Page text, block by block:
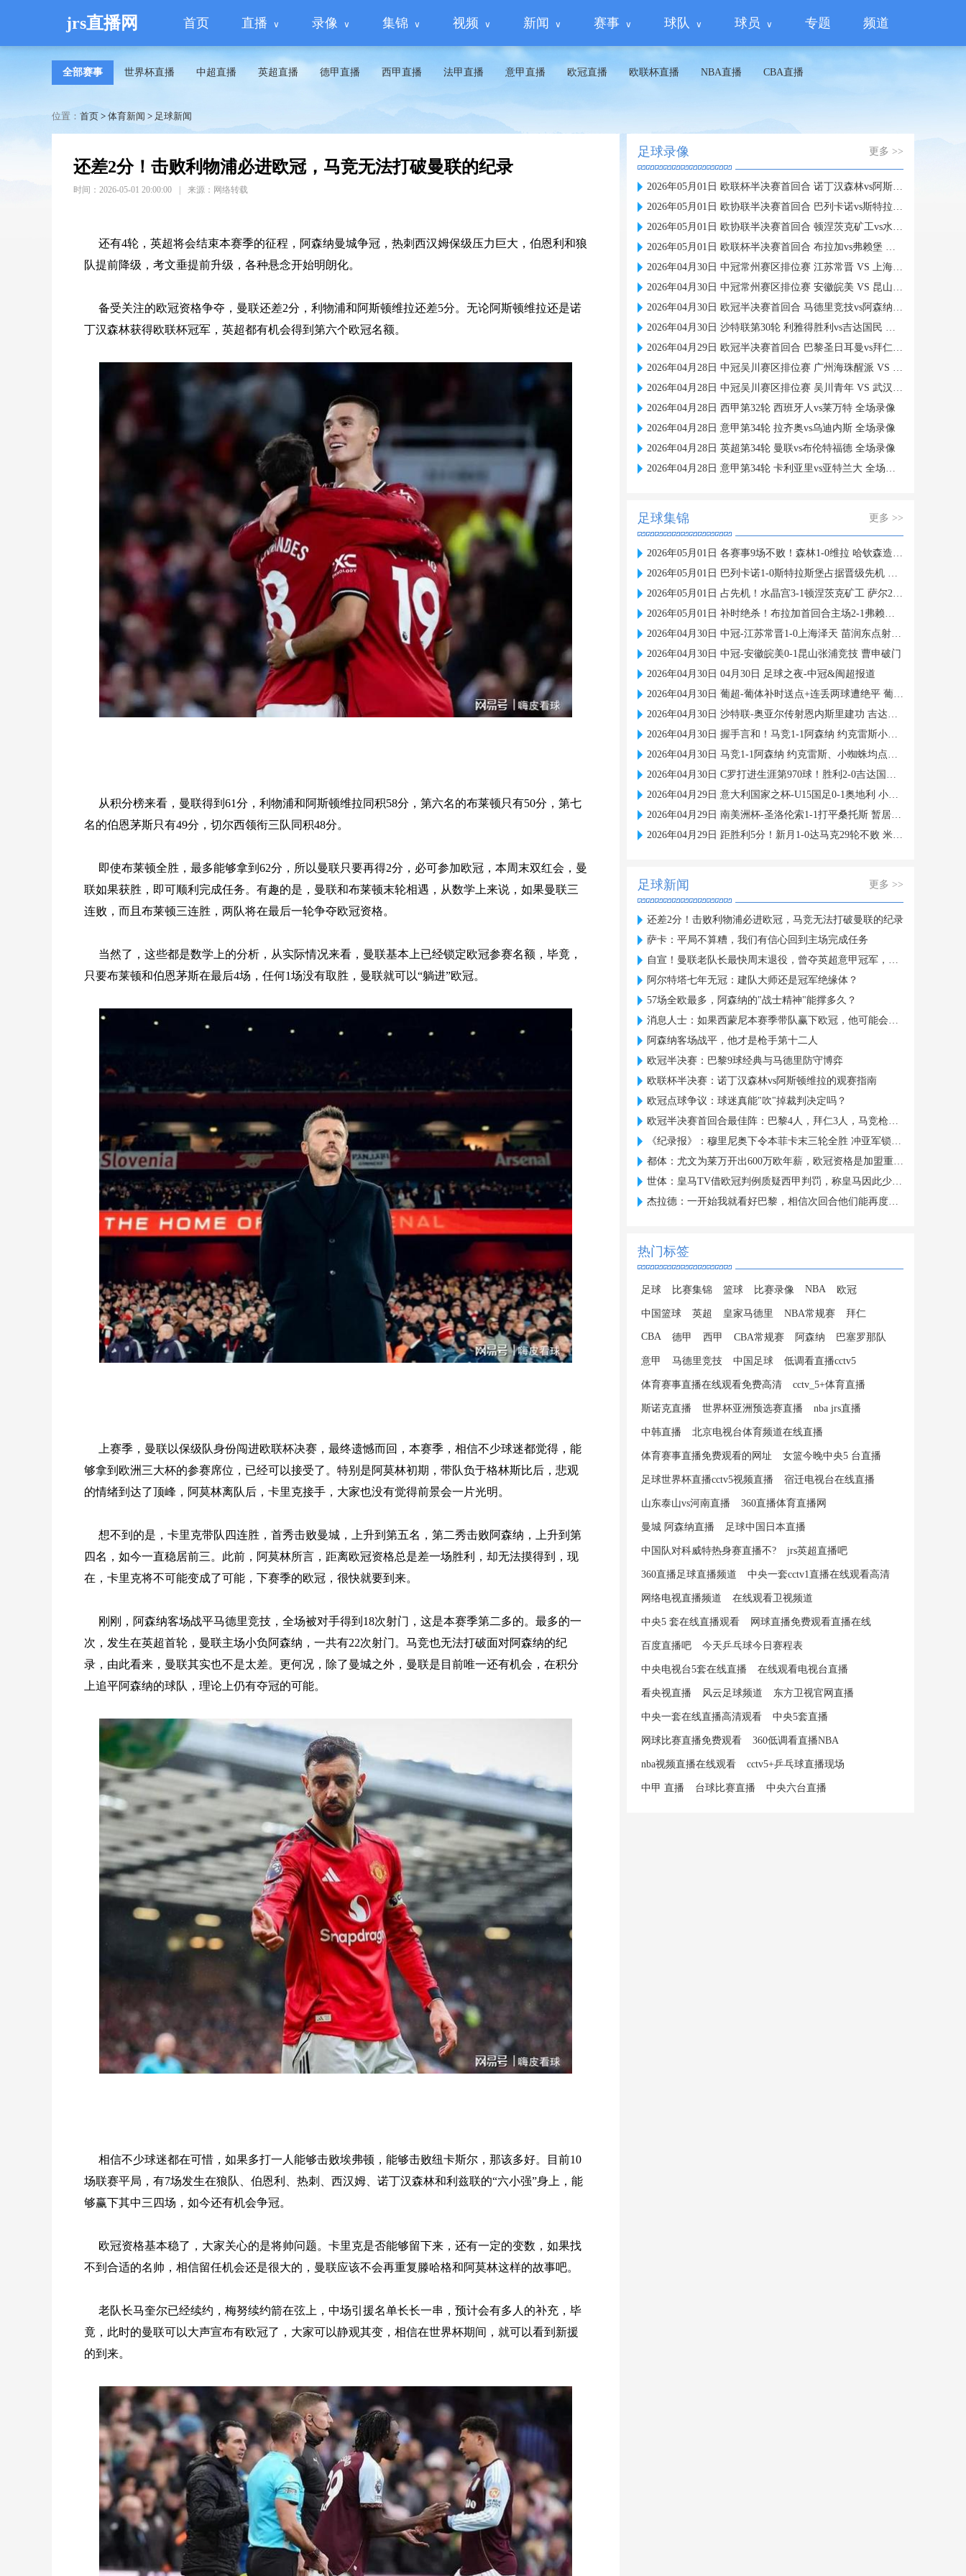
jrs直播网 首页 直播 录像 集锦 视频 新闻 赛事 球队 球员 专题 频道
全部赛事 世界杯直播 中超直播 英超直播 德甲直播 西甲直播 法甲直播 意甲直播 欧冠直播 欧联杯直播 NBA直播 CBA直播
位置： 首页 > 体育新闻 > 足球新闻
还差2分！击败利物浦必进欧冠，马竞无法打破曼联的纪录
时间：2026-05-01 20:00:00 来源：网络转载
还有4轮，英超将会结束本赛季的征程，阿森纳曼城争冠，热刺西汉姆保级压力巨大，伯恩利和狼
队提前降级，考文垂提前升级，各种悬念开始明朗化。
备受关注的欧冠资格争夺，曼联还差2分，利物浦和阿斯顿维拉还差5分。无论阿斯顿维拉还是诺
丁汉森林获得欧联杯冠军，英超都有机会得到第六个欧冠名额。
从积分榜来看，曼联得到61分，利物浦和阿斯顿维拉同积58分，第六名的布莱顿只有50分，第七
名的伯恩茅斯只有49分，切尔西领衔三队同积48分。
即使布莱顿全胜，最多能够拿到62分，所以曼联只要再得2分，必可参加欧冠，本周末双红会，曼
联如果获胜，即可顺利完成任务。有趣的是，曼联和布莱顿末轮相遇，从数学上来说，如果曼联三
连败，而且布莱顿三连胜，两队将在最后一轮争夺欧冠资格。
当然了，这些都是数学上的分析，从实际情况来看，曼联基本上已经锁定欧冠参赛名额，毕竟，
只要布莱顿和伯恩茅斯在最后4场，任何1场没有取胜，曼联就可以“躺进”欧冠。
上赛季，曼联以保级队身份闯进欧联杯决赛，最终遗憾而回，本赛季，相信不少球迷都觉得，能
够拿到欧洲三大杯的参赛席位，已经可以接受了。特别是阿莫林初期，带队负于格林斯比后，悲观
的情绪到达了顶峰，阿莫林离队后，卡里克接手，大家也没有觉得前景会一片光明。
想不到的是，卡里克带队四连胜，首秀击败曼城，上升到第五名，第二秀击败阿森纳，上升到第
四名，如今一直稳居前三。此前，阿莫林所言，距离欧冠资格总是差一场胜利，却无法摸得到，现
在，卡里克将不可能变成了可能，下赛季的欧冠，很快就要到来。
刚刚，阿森纳客场战平马德里竞技，全场被对手得到18次射门，这是本赛季第二多的。最多的一
次，发生在英超首轮，曼联主场小负阿森纳，一共有22次射门。马竞也无法打破面对阿森纳的纪
录，由此看来，曼联其实也不是太差。更何况，除了曼城之外，曼联是目前唯一还有机会，在积分
上追平阿森纳的球队，理论上仍有夺冠的可能。
相信不少球迷都在可惜，如果多打一人能够击败埃弗顿，能够击败纽卡斯尔，那该多好。目前10
场联赛平局，有7场发生在狼队、伯恩利、热刺、西汉姆、诺丁汉森林和利兹联的“六小强”身上，能
够赢下其中三四场，如今还有机会争冠。
欧冠资格基本稳了，大家关心的是将帅问题。卡里克是否能够留下来，还有一定的变数，如果找
不到合适的名帅，相信留任机会还是很大的，曼联应该不会再重复滕哈格和阿莫林这样的故事吧。
老队长马奎尔已经续约，梅努续约箭在弦上，中场引援名单长长一串，预计会有多人的补充，毕
竟，此时的曼联可以大声宣布有欧冠了，大家可以静观其变，相信在世界杯期间，就可以看到新援
的到来。
足球录像 更多 >>
2026年05月01日 欧联杯半决赛首回合 诺丁汉森林vs阿斯顿维拉 全场录像
2026年05月01日 欧协联半决赛首回合 巴列卡诺vs斯特拉斯堡 全场录像
2026年05月01日 欧协联半决赛首回合 顿涅茨克矿工vs水晶宫 全场录像
2026年05月01日 欧联杯半决赛首回合 布拉加vs弗赖堡 全场录像
2026年04月30日 中冠常州赛区排位赛 江苏常晋 VS 上海泽天 全场录像
2026年04月30日 中冠常州赛区排位赛 安徽皖美 VS 昆山张浦竞技 全场录像
2026年04月30日 欧冠半决赛首回合 马德里竞技vs阿森纳 全场录像
2026年04月30日 沙特联第30轮 利雅得胜利vs吉达国民 全场录像
2026年04月29日 欧冠半决赛首回合 巴黎圣日耳曼vs拜仁慕尼黑 全场录像
2026年04月28日 中冠吴川赛区排位赛 广州海珠醒派 VS 广州蜀地红 全场录像
2026年04月28日 中冠吴川赛区排位赛 吴川青年 VS 武汉联镇 全场录像
2026年04月28日 西甲第32轮 西班牙人vs莱万特 全场录像
2026年04月28日 意甲第34轮 拉齐奥vs乌迪内斯 全场录像
2026年04月28日 英超第34轮 曼联vs布伦特福德 全场录像
2026年04月28日 意甲第34轮 卡利亚里vs亚特兰大 全场录像
足球集锦 更多 >>
2026年05月01日 各赛事9场不败！森林1-0维拉 哈钦森造点伍德点射沃特金斯失良机
2026年05月01日 巴列卡诺1-0斯特拉斯堡占据晋级先机 阿莱芒头球制胜
2026年05月01日 占先机！水晶宫3-1顿涅茨克矿工 萨尔21秒闪击欧协联历史最快
2026年05月01日 补时绝杀！布拉加首回合主场2-1弗赖堡 多格尔斯破门蒂纳兹建功
2026年04月30日 中冠-江苏常晋1-0上海泽天 苗润东点射制胜
2026年04月30日 中冠-安徽皖美0-1昆山张浦竞技 曹申破门
2026年04月30日 04月30日 足球之夜-中冠&闽超报道
2026年04月30日 葡超-葡体补时送点+连丢两球遭绝平 葡萄牙体育2-2通德拉
2026年04月30日 沙特联-奥亚尔传射恩内斯里建功 吉达联合2-0布赖代合作
2026年04月30日 握手言和！马竞1-1阿森纳 约克雷斯小蜘蛛均点射 埃泽点球被取消
2026年04月30日 马竞1-1阿森纳 约克雷斯、小蜘蛛均点射 埃泽点球被取消
2026年04月30日 C罗打进生涯第970球！胜利2-0吉达国民联赛16连胜+多赛1场8分领跑
2026年04月29日 意大利国家之杯-U15国足0-1奥地利 小组赛1胜2负 5月1日战排位赛
2026年04月29日 南美洲杯-圣洛伦索1-1打平桑托斯 暂居小组头名&桑托斯垫底
2026年04月29日 距胜利5分！新月1-0达马克29轮不败 米林科维奇头球制胜特奥助攻
足球新闻 更多 >>
还差2分！击败利物浦必进欧冠，马竞无法打破曼联的纪录
萨卡：平局不算糟，我们有信心回到主场完成任务
自宣！曼联老队长最快周末退役，曾夺英超意甲冠军，遗憾错过欧冠
阿尔特塔七年无冠：建队大师还是冠军绝缘体？
57场全欧最多，阿森纳的"战士精神"能撑多久？
消息人士：如果西蒙尼本赛季带队赢下欧冠，他可能会离开马竞
阿森纳客场战平，他才是枪手第十二人
欧冠半决赛：巴黎9球经典与马德里防守博弈
欧联杯半决赛：诺丁汉森林vs阿斯顿维拉的观赛指南
欧冠点球争议：球迷真能"吹"掉裁判决定吗？
欧冠半决赛首回合最佳阵：巴黎4人，拜仁3人，马竞枪手各2人
《纪录报》：穆里尼奥下令本菲卡末三轮全胜 冲亚军锁定欧冠资格
都体：尤文为莱万开出600万欧年薪，欧冠资格是加盟重要前提
世体：皇马TV借欧冠判例质疑西甲判罚，称皇马因此少拿16分
杰拉德：一开始我就看好巴黎，相信次回合他们能再度击败拜仁
热门标签
足球 比赛集锦 篮球 比赛录像 NBA 欧冠
中国篮球 英超 皇家马德里 NBA常规赛 拜仁
CBA 德甲 西甲 CBA常规赛 阿森纳 巴塞罗那队
意甲 马德里竞技 中国足球 低调看直播cctv5
体育赛事直播在线观看免费高清 cctv_5+体育直播
斯诺克直播 世界杯亚洲预选赛直播 nba jrs直播
中韩直播 北京电视台体育频道在线直播
体育赛事直播免费观看的网址 女篮今晚中央5 台直播
足球世界杯直播cctv5视频直播 宿迁电视台在线直播
山东泰山vs河南直播 360直播体育直播网
曼城 阿森纳直播 足球中国日本直播
中国队对科威特热身赛直播不? jrs英超直播吧
360直播足球直播频道 中央一套cctv1直播在线观看高清
网络电视直播频道 在线观看卫视频道
中央5 套在线直播观看 网球直播免费观看直播在线
百度直播吧 今天乒乓球今日赛程表
中央电视台5套在线直播 在线观看电视台直播
看央视直播 风云足球频道 东方卫视官网直播
中央一套在线直播高清观看 中央5套直播
网球比赛直播免费观看 360低调看直播NBA
nba视频直播在线观看 cctv5+乒乓球直播现场
中甲 直播 台球比赛直播 中央六台直播